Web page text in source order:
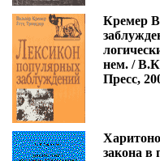
Кремер
нем. /
Пресс,
закона в